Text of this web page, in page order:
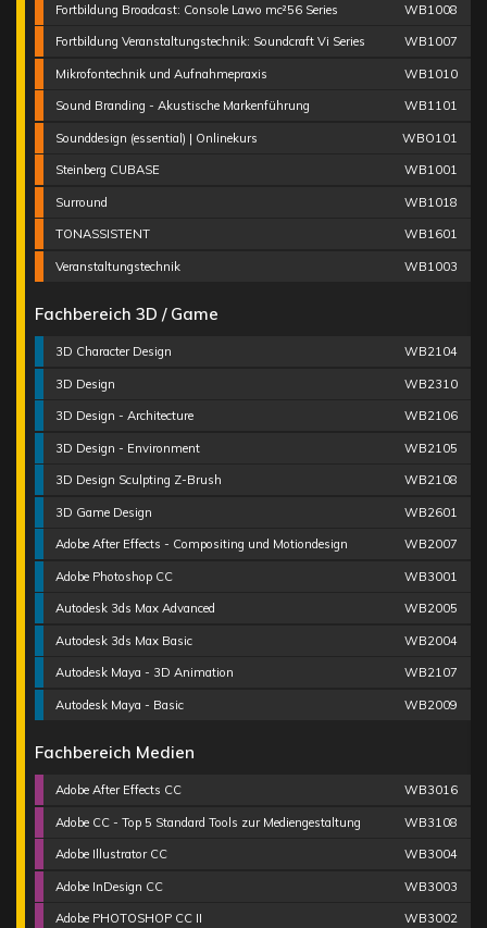
Fortbildung Broadcast: Console Lawo mc²56 Series WB1008
Fortbildung Veranstaltungstechnik: Soundcraft Vi Series WB1007
Mikrofontechnik und Aufnahmepraxis WB1010
Sound Branding - Akustische Markenführung WB1101
Sounddesign (essential) | Onlinekurs WBO101
Steinberg CUBASE WB1001
Surround WB1018
TONASSISTENT WB1601
Veranstaltungstechnik WB1003
Fachbereich 3D / Game
3D Character Design WB2104
3D Design WB2310
3D Design - Architecture WB2106
3D Design - Environment WB2105
3D Design Sculpting Z-Brush WB2108
3D Game Design WB2601
Adobe After Effects - Compositing und Motiondesign WB2007
Adobe Photoshop CC WB3001
Autodesk 3ds Max Advanced WB2005
Autodesk 3ds Max Basic WB2004
Autodesk Maya - 3D Animation WB2107
Autodesk Maya - Basic WB2009
Fachbereich Medien
Adobe After Effects CC WB3016
Adobe CC - Top 5 Standard Tools zur Mediengestaltung WB3108
Adobe Illustrator CC WB3004
Adobe InDesign CC WB3003
Adobe PHOTOSHOP CC II WB3002